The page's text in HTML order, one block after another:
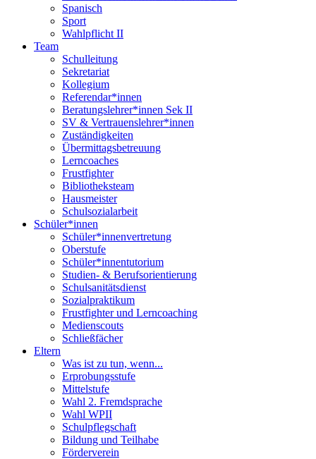
Spanisch
Sport
Wahlpflicht II
Team
Schulleitung
Sekretariat
Kollegium
Referendar*innen
Beratungslehrer*innen Sek II
SV & Vertrauenslehrer*innen
Zuständigkeiten
Übermittagsbetreuung
Lerncoaches
Frustfighter
Bibliotheksteam
Hausmeister
Schulsozialarbeit
Schüler*innen
Schüler*innenvertretung
Oberstufe
Schüler*innentutorium
Studien- & Berufsorientierung
Schulsanitätsdienst
Sozialpraktikum
Frustfighter und Lerncoaching
Medienscouts
Schließfächer
Eltern
Was ist zu tun, wenn...
Erprobungsstufe
Mittelstufe
Wahl 2. Fremdsprache
Wahl WPII
Schulpflegschaft
Bildung und Teilhabe
Förderverein